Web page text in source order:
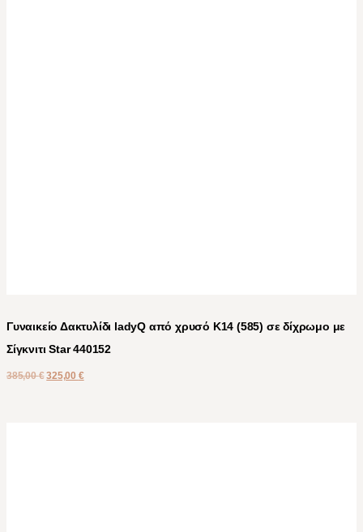
Γυναικείο Δακτυλίδι ladyQ από χρυσό Κ14 (585) σε δίχρωμο με
Σίγκνιτι Star 440152
385,00€ 325,00 €